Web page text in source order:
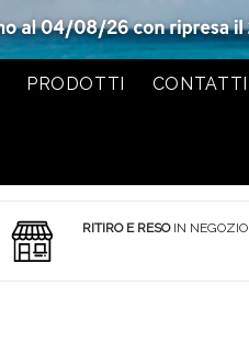
PRODOTTI CONTATTI
RITIRO E RESOIN NEGOZIO